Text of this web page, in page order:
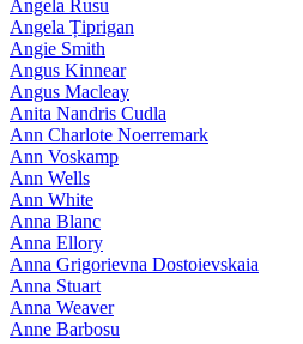
Angela Rusu
Angela Țiprigan
Angie Smith
Angus Kinnear
Angus Macleay
Anita Nandris Cudla
Ann Charlote Noerremark
Ann Voskamp
Ann Wells
Ann White
Anna Blanc
Anna Ellory
Anna Grigorievna Dostoievskaia
Anna Stuart
Anna Weaver
Anne Barbosu